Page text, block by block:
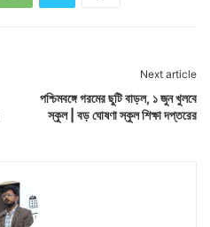
Next article
পশ্চিমবঙ্গে গরমের ছুটি বাড়ল, ১ জুন খুলবে
স্কুল | বড় ঘোষণা স্কুল শিক্ষা দপ্তরের